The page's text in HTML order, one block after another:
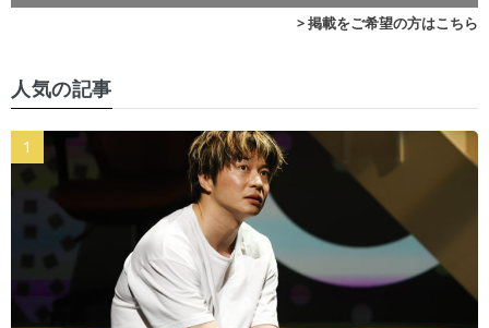
> 掲載をご希望の方はこちら
人気の記事